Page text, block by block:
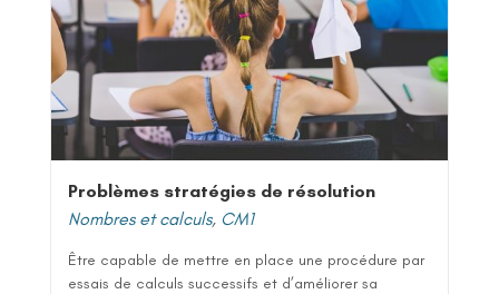
Problèmes stratégies de résolution
Nombres et calculs, CM1
Être capable de mettre en place une procédure par
essais de calculs successifs et d’améliorer sa